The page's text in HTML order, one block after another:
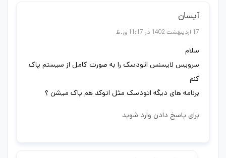
آیسان
17 اردیبهشت 1402 در 11:17 ق.ظ
سلام
سرویس لایسنس اتودسک را به صورت کامل از سیستم پاک
کنم
برنامه های دیگه اتودسک مثل اتوکد هم پاک میشن ؟
برای پاسخ دادن وارد شوید